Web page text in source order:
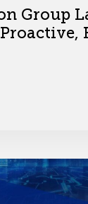
Group